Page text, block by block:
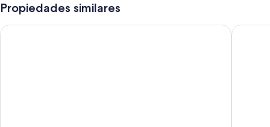
No se permite fumar en la propiedad, asadores y elevador
Características de la habitación
Propiedades similares
Clearwater Beach Hotel Pier